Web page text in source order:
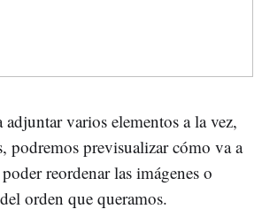
varios elementos a la vez,
podremos previsualizar cómo va a
reordenar las imágenes o
orden que queramos.